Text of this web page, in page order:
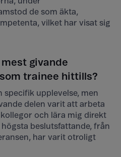
de som äkta,
vilket har visat sig
givande
trainee hittills?
specifik upplevelse, men
delen varit att arbeta
och lära mig direkt
beslutsfattande, från
har varit otroligt